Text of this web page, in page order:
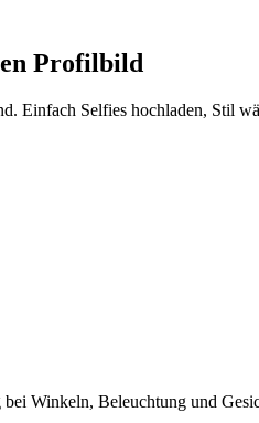
Profilbild
Einfach Selfies hochladen, Stil
Winkeln, Beleuchtung und